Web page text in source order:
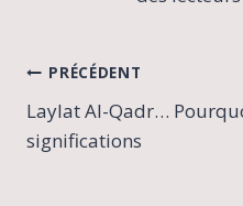
Navigation
de
PRÉCÉDENT
Laylat Al-Qadr…
significations